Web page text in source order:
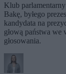
Klub
Bakę, byłego
kandydata na
głową państwa we
głosowania.